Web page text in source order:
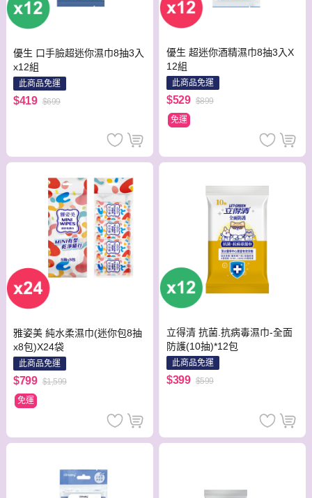
優生 口手臉超迷你濕巾8抽3入
x12組
此商品免運
$419 $699
優生 超迷你酒精濕巾8抽3入X
12組
此商品免運
$529 $899
免運
雅姿美 純水柔濕巾(迷你包8抽
x8包)X24袋
此商品免運
$799 $1,599
免運
立得清 抗菌.抗病毒濕巾-全面
防護(10抽)*12包
此商品免運
$399 $599